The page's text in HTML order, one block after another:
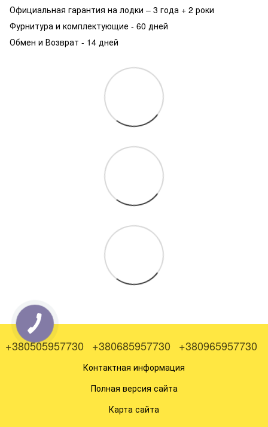
Официальная гарантия на лодки – 3 года + 2 роки
Фурнитура и комплектующие - 60 дней
Обмен и Возврат - 14 дней
+380505957730 +380685957730 +380965957730
Контактная информация
Полная версия сайта
Карта сайта